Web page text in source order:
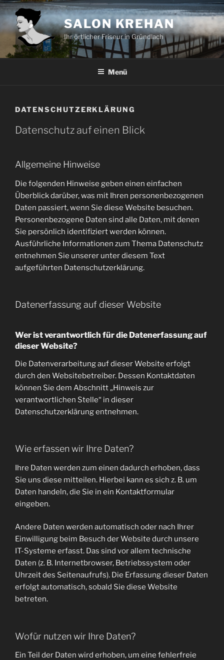
Zum
Inhalt
springen
SALON KREHAN
Ihr örtlicher Friseur in Gründlach
Menü
DATENSCHUTZERKLÄRUNG
Datenschutz auf einen Blick
Allgemeine Hinweise
Die folgenden Hinweise geben einen einfachen
Überblick darüber, was mit Ihren personenbezogenen
Daten passiert, wenn Sie diese Website besuchen.
Personenbezogene Daten sind alle Daten, mit denen
Sie persönlich identifiziert werden können.
Ausführliche Informationen zum Thema Datenschutz
entnehmen Sie unserer unter diesem Text
aufgeführten Datenschutzerklärung.
Datenerfassung auf dieser Website
Wer ist verantwortlich für die Datenerfassung auf
dieser Website?
Die Datenverarbeitung auf dieser Website erfolgt
durch den Websitebetreiber. Dessen Kontaktdaten
können Sie dem Abschnitt „Hinweis zur
verantwortlichen Stelle“ in dieser
Datenschutzerklärung entnehmen.
Wie erfassen wir Ihre Daten?
Ihre Daten werden zum einen dadurch erhoben, dass
Sie uns diese mitteilen. Hierbei kann es sich z. B. um
Daten handeln, die Sie in ein Kontaktformular
eingeben.
Andere Daten werden automatisch oder nach Ihrer
Einwilligung beim Besuch der Website durch unsere
IT-Systeme erfasst. Das sind vor allem technische
Daten (z. B. Internetbrowser, Betriebssystem oder
Uhrzeit des Seitenaufrufs). Die Erfassung dieser Daten
erfolgt automatisch, sobald Sie diese Website
betreten.
Wofür nutzen wir Ihre Daten?
Ein Teil der Daten wird erhoben, um eine fehlerfreie